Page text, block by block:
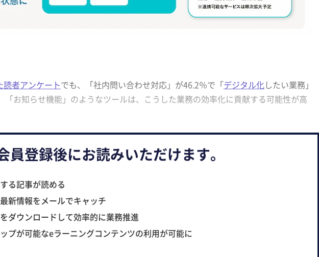
者アンケートでも、「社内問い合わせ対応」が46.2％で「デジタル化したい業務」
「お知らせ機能」のようなツールは、こうした業務の効率化に貢献する可能性が高
員登録後にお読みいただけます。
る記事が読める
新情報をメールでキャッチ
ダウンロードして効率的に業務推進
プが可能なeラーニングコンテンツの利用が可能に